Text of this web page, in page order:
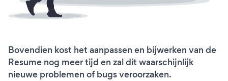
Bovendien kost het aanpassen en bijwerken van de
Resume nog meer tijd en zal dit waarschijnlijk
nieuwe problemen of bugs veroorzaken.